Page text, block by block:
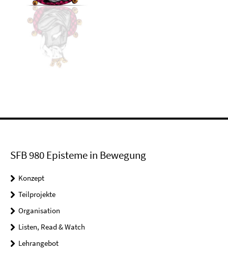
SFB 980 Episteme in Bewegung
Konzept
Teilprojekte
Organisation
Listen, Read & Watch
Lehrangebot